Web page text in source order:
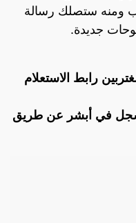
ومنه ستصلك رسالة
جديدة.
رابط الاستعلام
في أبشر عن طريق